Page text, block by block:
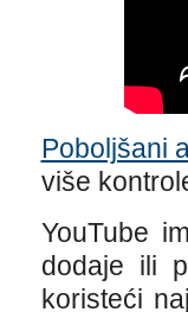
Poboljšani
više
YouTube
dodaje ili
koristeći